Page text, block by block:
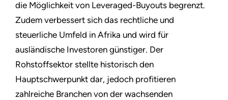
die Möglichkeit von Leveraged-Buyouts begrenzt.
Zudem verbessert sich das rechtliche und
steuerliche Umfeld in Afrika und wird für
ausländische Investoren günstiger. Der
Rohstoffsektor stellte historisch den
Hauptschwerpunkt dar, jedoch profitieren
zahlreiche Branchen von der wachsenden